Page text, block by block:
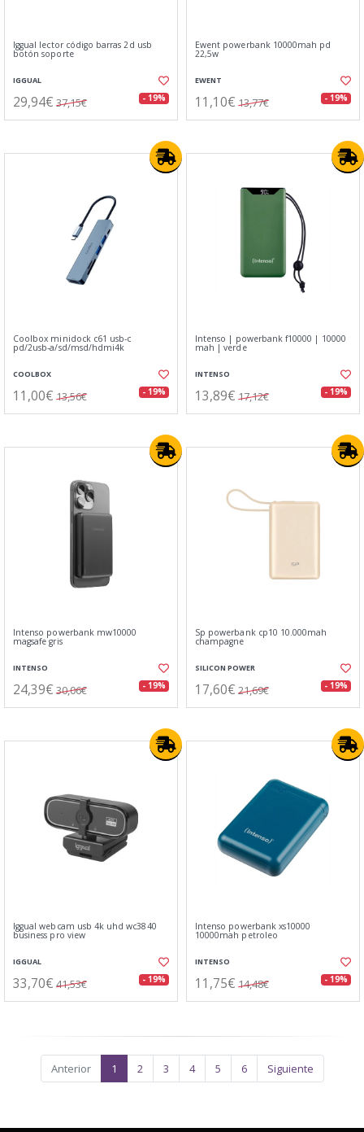
Iggual lector código barras 2d usb
botón soporte
IGGUAL
29,94€ 37,15€ - 19%
Ewent powerbank 10000mah pd
22,5w
EWENT
11,10€ 13,77€ - 19%
Coolbox minidock c61 usb-c
pd/2usb-a/sd/msd/hdmi4k
COOLBOX
11,00€ 13,56€ - 19%
Intenso | powerbank f10000 | 10000
mah | verde
INTENSO
13,89€ 17,12€ - 19%
Intenso powerbank mw10000
magsafe gris
INTENSO
24,39€ 30,06€ - 19%
Sp powerbank cp10 10.000mah
champagne
SILICON POWER
17,60€ 21,69€ - 19%
Iggual webcam usb 4k uhd wc3840
business pro view
IGGUAL
33,70€ 41,53€ - 19%
Intenso powerbank xs10000
10000mah petroleo
INTENSO
11,75€ 14,48€ - 19%
Anterior 1 2 3 4 5 6 Siguiente